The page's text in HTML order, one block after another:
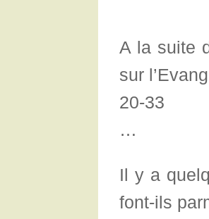
A la suite
sur
20-33
…
Il y a
font-ils